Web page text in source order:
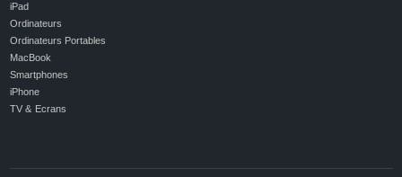
iPad
Ordinateurs
Ordinateurs Portables
MacBook
Smartphones
iPhone
TV & Ecrans